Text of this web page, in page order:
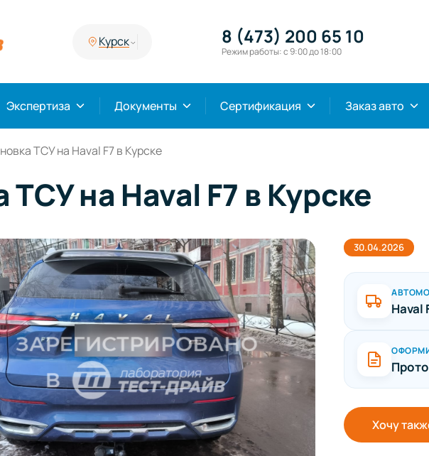
Курск 8 (473) 200 65 10
Режим работы: с 9:00 до 18:00
Экспертиза Документы Сертификация Заказ авто
ТСУ на Haval F7 в Курске
ТСУ на Haval F7 в Курске
30.04.2026
Haval
Хочу